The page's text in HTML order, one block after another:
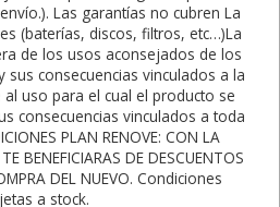
Las garantías no cubren La
(baterías, discos, filtros, etc…)La
de los usos aconsejados de los
consecuencias vinculados a la
uso para el cual el producto se
consecuencias vinculados a toda
PLAN RENOVE: CON LA
BENEFICIARAS DE DESCUENTOS
DEL NUEVO. Condiciones
a stock.